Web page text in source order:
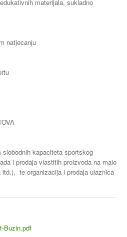
materijala, sukladno
natjecanju
kapaciteta sportskog
i prodaja vlastitih proizvoda na malo
itd.), te organizacija i prodaja ulaznica
Buzin.pdf